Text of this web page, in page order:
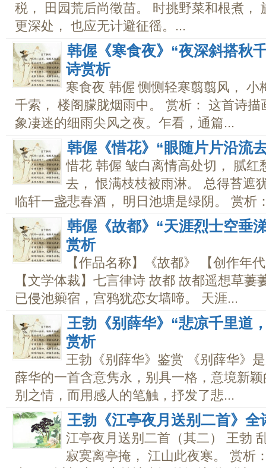
税， 田园荒后尚徵苗。 时挑野菜和根煮，
更深处， 也应无计避征徭。...
韩偓《寒食夜》“夜深斜搭秋
诗赏析
寒食夜 韩偓 恻恻轻寒翦翦风，
千索， 楼阁朦胧烟雨中。 赏析： 这首诗
象凄迷的细雨尖风之夜。乍看，通篇...
韩偓《惜花》“眼随片片沿流
惜花 韩偓 皱白离情高处切， 腻红
去， 恨满枝枝被雨淋。 总得苔遮
临轩一盏悲春酒， 明日池塘是绿阴。 赏析
韩偓《故都》“天涯烈士空垂
赏析
【作品名称】《故都》 【创作年
【文学体裁】七言律诗 故都 故都遥想草
已侵池籞宿，宫鸦犹恋女墙啼。 天涯...
王勃《别薛华》“悲凉千里道
赏析
王勃《别薛华》鉴赏 《别薛华》
薛华的一首含意隽永，别具一格，意境新
别之情，而用感人的笔触，抒发了悲...
王勃《江亭夜月送别二首》全
江亭夜月送别二首（其二） 王勃
寂寞离亭掩， 江山此夜寒。 赏析